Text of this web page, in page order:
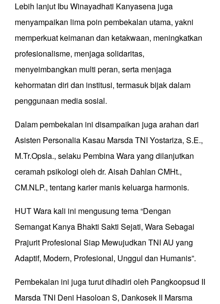
Lebih lanjut Ibu Winayadhati Kanyasena juga
menyampaikan lima poin pembekalan utama, yakni
memperkuat keimanan dan ketakwaan, meningkatkan
profesionalisme, menjaga solidaritas,
menyeimbangkan multi peran, serta menjaga
kehormatan diri dan institusi, termasuk bijak dalam
penggunaan media sosial.
Dalam pembekalan ini disampaikan juga arahan dari
Asisten Personalia Kasau Marsda TNI Yostariza, S.E.,
M.Tr.Opsla., selaku Pembina Wara yang dilanjutkan
ceramah psikologi oleh dr. Aisah Dahlan CMHt.,
CM.NLP., tentang karier manis keluarga harmonis.
HUT Wara kali ini mengusung tema “Dengan
Semangat Kanya Bhakti Sakti Sejati, Wara Sebagai
Prajurit Profesional Siap Mewujudkan TNI AU yang
Adaptif, Modern, Profesional, Unggul dan Humanis”.
Pembekalan ini juga turut dihadiri oleh Pangkoopsud II
Marsda TNI Deni Hasoloan S, Dankosek II Marsma